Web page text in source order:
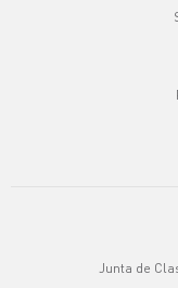
Junta de